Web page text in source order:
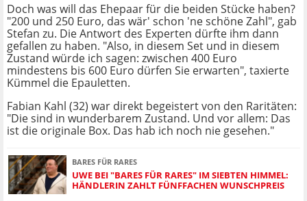
Doch was will das Ehepaar für die beiden Stücke haben?
"200 und 250 Euro, das wär' schon 'ne schöne Zahl", gab
Stefan zu. Die Antwort des Experten dürfte ihm dann
gefallen zu haben. "Also, in diesem Set und in diesem
Zustand würde ich sagen: zwischen 400 Euro
mindestens bis 600 Euro dürfen Sie erwarten", taxierte
Kümmel die Epauletten.
Fabian Kahl (32) war direkt begeistert von den Raritäten:
"Die sind in wunderbarem Zustand. Und vor allem: Das
ist die originale Box. Das hab ich noch nie gesehen."
BARES FÜR RARES
UWE BEI "BARES FÜR RARES" IM SIEBTEN HIMMEL:
HÄNDLERIN ZAHLT FÜNFFACHEN WUNSCHPREIS